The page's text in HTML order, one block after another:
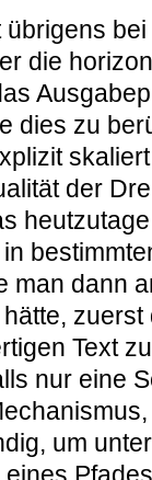
die
dies zu
der
man dann
Text
nur eine
um